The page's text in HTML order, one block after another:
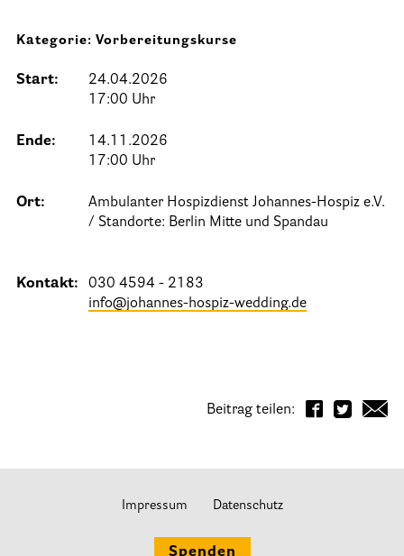
Adressen
Stationäre Hospize
Hospizdienste im Krankenhaus oder Altenpflegeheim
Palliative Pflegedienste
Kategorie: Vorbereitungskurse
Start:
24.04.2026
17:00 Uhr
Ende:
14.11.2026
17:00 Uhr
Ort:
Ambulanter Hospizdienst Johannes-Hospiz e.V.
/ Standorte: Berlin Mitte und Spandau
Kontakt:
030 4594 - 2183
info@johannes-hospiz-wedding.de
Beitrag teilen:
Spenden
Impressum Datenschutz